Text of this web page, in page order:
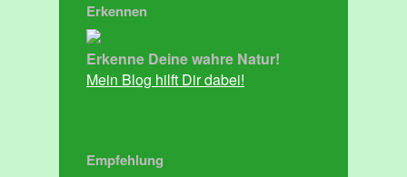
Erkennen
Erkenne Deine wahre Natur!
Mein Blog hilft Dir dabei!
Empfehlung